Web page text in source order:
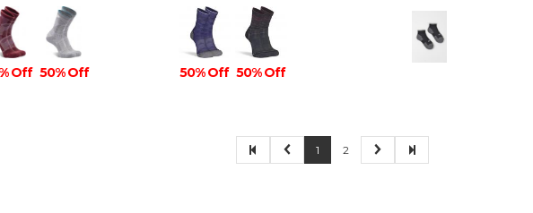
Off 50% Off 50% Off 50% Off
1 2